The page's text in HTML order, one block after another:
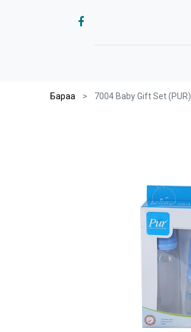
Бараа 7004 Baby Gift Set (PUR)